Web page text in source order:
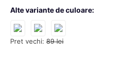
Pret vechi: 89 lei
Alte variante de culoare: